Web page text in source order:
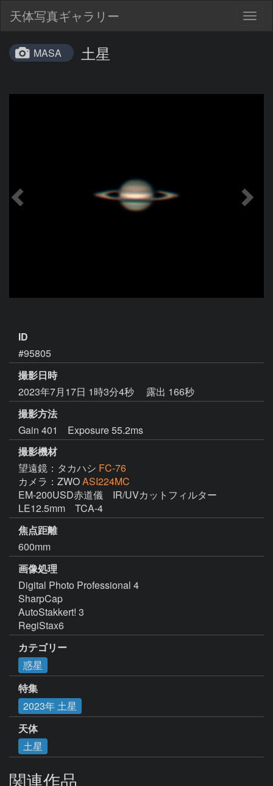
天体写真ギャラリー
MASA 土星
ID
#95805
撮影日時
2023年7月17日 1時3分4秒
露出 166秒
撮影方法
Gain 401 Exposure 55.2ms
撮影機材
望遠鏡：タカハシ FC-76
カメラ：ZWOASI224MC
EM-200USD赤道儀　IR/UVカットフィルター
LE12.5mm　TCA-4
焦点距離
600mm
画像処理
Digital Photo Professional 4
SharpCap
AutoStakkert! 3
RegiStax6
カテゴリー
惑星
特集
2023年 土星
天体
土星
関連作品